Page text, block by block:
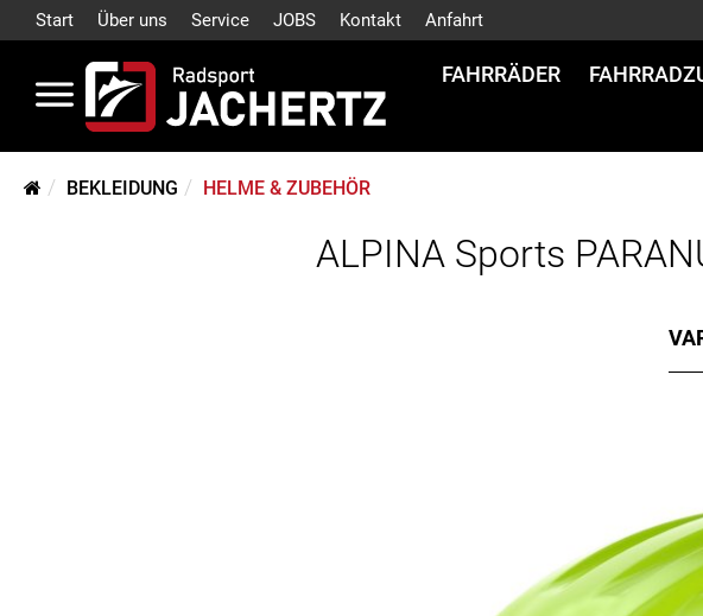
Start Über uns Service JOBS Kontakt Anfahrt
FAHRRÄDER
BEKLEIDUNG HELME & ZUBEHÖR
ALPINA Sports